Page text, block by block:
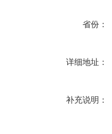
省份：
详细地址：
补充说明：